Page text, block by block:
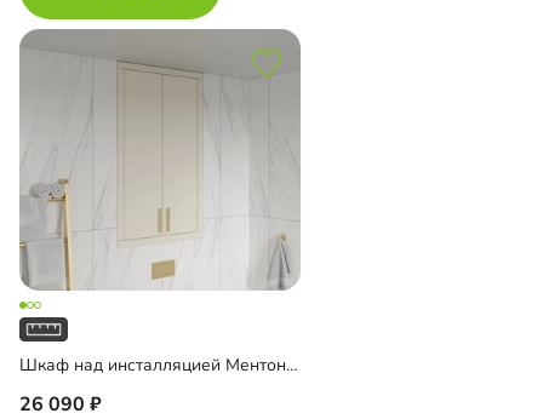
Шкаф над инсталляцией Ментон-2
26 090